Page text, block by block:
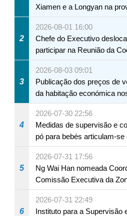
Xiamen e a Longyan na
2
2026-08-01 16:00
Chefe do Executivo
participar na Reunião da
Macau
3
2026-08-03 09:01
Publicação dos preços de
da habitação económica
A12 da Zona A dos Novos
4
2026-07-30 22:56
Medidas de supervisão e
pó para bebés articulam-se
internacionais Serviços
envidam esforços para
bebés e crianças, assim
alimentar
5
2026-07-31 17:56
Ng Wai Han nomeada
Comissão Executiva da
Aprofundada entre
Hengqin
6
2026-07-31 22:49
Instituto para a Supervisão